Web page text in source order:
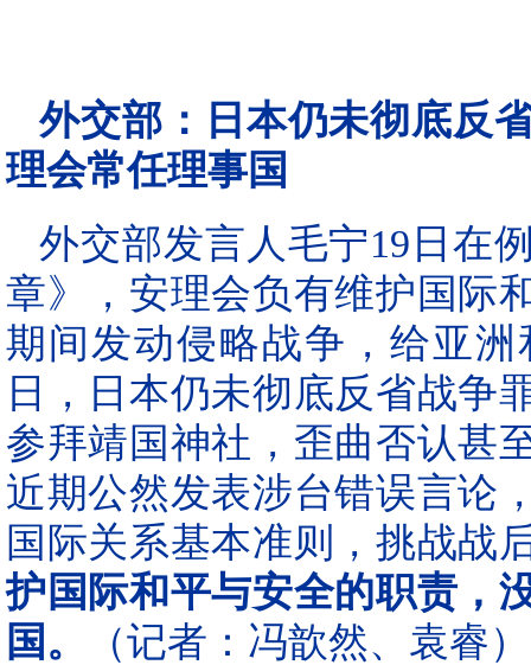
外交部：日本仍未彻底反
理会常任理事国
外交部发言人毛宁19日在
章》，安理会负有维护国际
期间发动侵略战争，给亚
日，日本仍未彻底反省战争
参拜靖国神社，歪曲否认甚
近期公然发表涉台错误言论
国际关系基本准则，挑战战
护国际和平与安全的职责，
国。
（记者：冯歆然、袁睿）